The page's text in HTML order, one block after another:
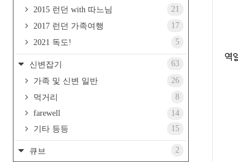
2015 런던 with 따느님
21
2017 런던 가족여행
17
2021 독도!
5
신변잡기
63
가족 및 신변 일반
26
먹거리
8
farewell
14
기타 등등
15
큐브 2